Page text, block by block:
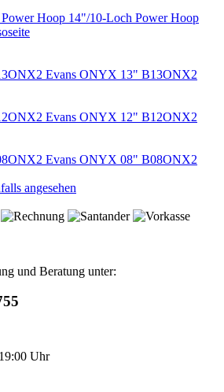
Power Hoop
Evans ONYX 13" B13ONX2
Evans ONYX 12" B12ONX2
Evans ONYX 08" B08ONX2
angesehen
und Beratung unter:
Uhr